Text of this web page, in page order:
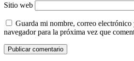
Sitio web
Guarda mi nombre, correo electrónico
navegador para la próxima vez que